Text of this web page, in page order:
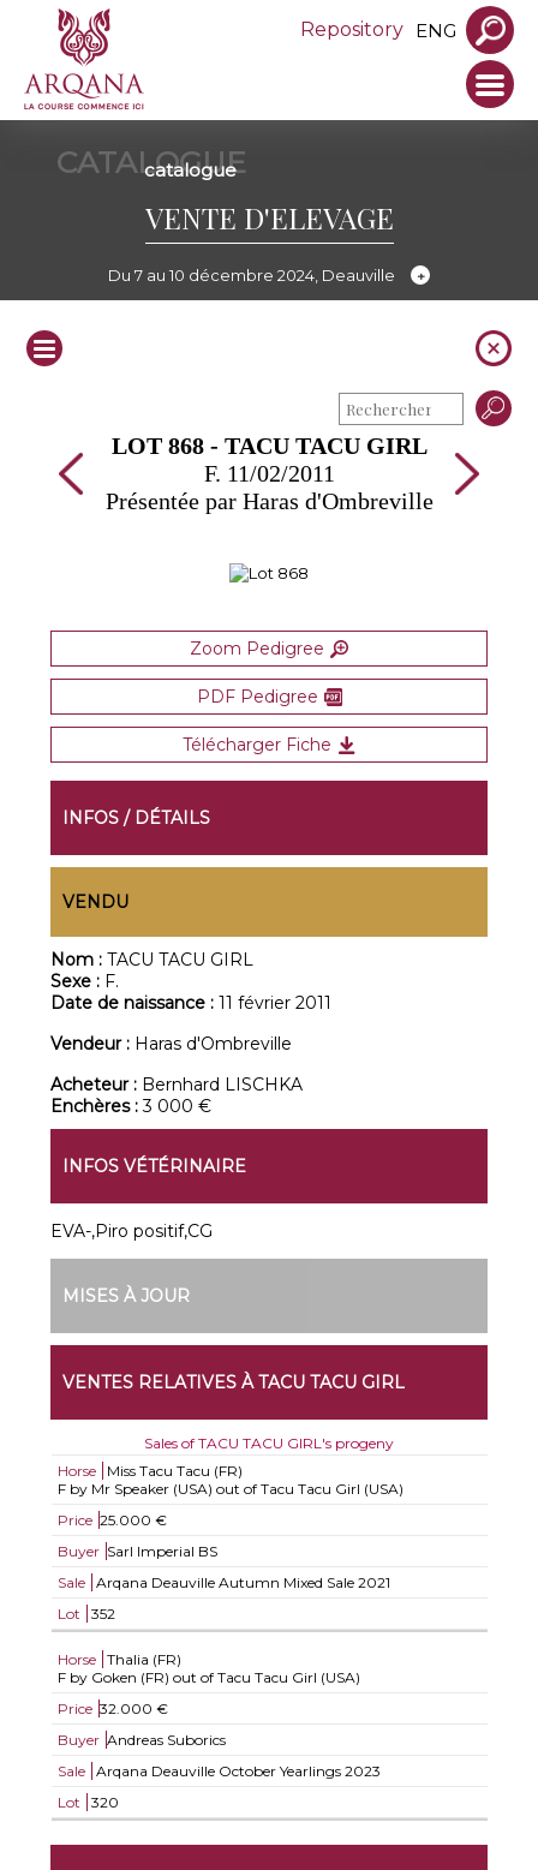
Repository ENG
CATALOGUE
catalogue
VENTE D'ELEVAGE
Du 7 au 10 décembre 2024, Deauville
LOT 868 - TACU TACU GIRL
F. 11/02/2011
Présentée par Haras d'Ombreville
Zoom Pedigree
PDF Pedigree
Télécharger Fiche
INFOS / DÉTAILS
VENDU
Nom :TACU TACU GIRL
Sexe : F.
Date de naissance :11 février 2011
Vendeur : Haras d'Ombreville
Acheteur : Bernhard LISCHKA
Enchères :3 000 €
INFOS VÉTÉRINAIRE
EVA-,Piro positif,CG
MISES À JOUR
VENTES RELATIVES À TACU TACU GIRL
Sales of TACU TACU GIRL's progeny
Horse
Miss Tacu Tacu (FR)
F by Mr Speaker (USA) out of Tacu Tacu Girl (USA)
Price 25.000 €
Buyer Sarl Imperial BS
Sale
Arqana Deauville Autumn Mixed Sale 2021
Lot
352
Horse
Thalia (FR)
F by Goken (FR) out of Tacu Tacu Girl (USA)
Price 32.000 €
Buyer Andreas Suborics
Sale
Arqana Deauville October Yearlings 2023
Lot
320